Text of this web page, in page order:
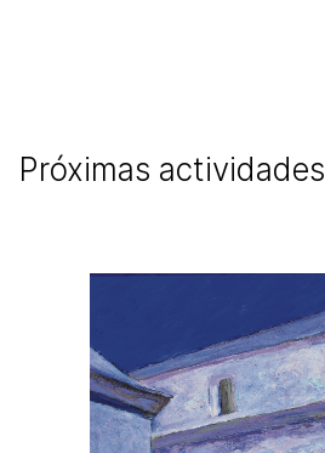
Próximas actividades